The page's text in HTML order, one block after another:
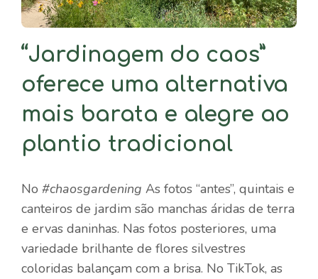
“Jardinagem do caos”
oferece uma alternativa
mais barata e alegre ao
plantio tradicional
No #chaosgardening As fotos “antes”, quintais e
canteiros de jardim são manchas áridas de terra
e ervas daninhas. Nas fotos posteriores, uma
variedade brilhante de flores silvestres
coloridas balançam com a brisa. No TikTok, as